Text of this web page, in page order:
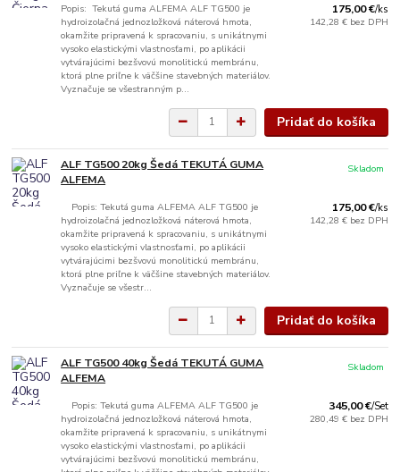
Popis: Tekutá guma ALFEMA ALF TG500 je
hydroizolačná jednozložková náterová hmota,
okamžite pripravená k spracovaniu, s unikátnymi
vysoko elastickými vlastnosťami, po aplikácii
vytvárajúcimi bezšvovú monolitickú membránu,
ktorá plne priľne k väčšine stavebných materiálov.
Vyznačuje se všestranným p...
175,00 €/ks
142,28 € bez DPH
Pridať do košíka
ALF TG500 20kg Šedá TEKUTÁ GUMA
ALFEMA
Popis: Tekutá guma ALFEMA ALF TG500 je
hydroizolačná jednozložková náterová hmota,
okamžite pripravená k spracovaniu, s unikátnymi
vysoko elastickými vlastnosťami, po aplikácii
vytvárajúcimi bezšvovú monolitickú membránu,
ktorá plne priľne k väčšine stavebných materiálov.
Vyznačuje se všestr...
175,00 €/ks
142,28 € bez DPH
Skladom
Pridať do košíka
ALF TG500 40kg Šedá TEKUTÁ GUMA
ALFEMA
Popis: Tekutá guma ALFEMA ALF TG500 je
hydroizolačná jednozložková náterová hmota,
okamžite pripravená k spracovaniu, s unikátnymi
vysoko elastickými vlastnosťami, po aplikácii
vytvárajúcimi bezšvovú monolitickú membránu,
345,00 €/Set
280,49 € bez DPH
Skladom